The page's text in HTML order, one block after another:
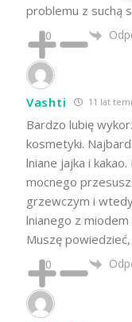
problemu z suchą
0
Vashti 11 lat
Bardzo lubię
kosmetyki.
lniane jajka i
mocnego
grzewczym i
lnianego z miodem
Muszę
0